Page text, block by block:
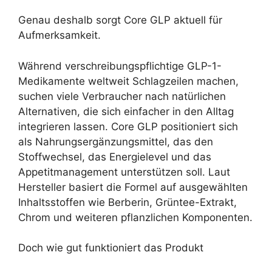
Genau deshalb sorgt Core GLP aktuell für
Aufmerksamkeit.
Während verschreibungspflichtige GLP-1-
Medikamente weltweit Schlagzeilen machen,
suchen viele Verbraucher nach natürlichen
Alternativen, die sich einfacher in den Alltag
integrieren lassen. Core GLP positioniert sich
als Nahrungsergänzungsmittel, das den
Stoffwechsel, das Energielevel und das
Appetitmanagement unterstützen soll. Laut
Hersteller basiert die Formel auf ausgewählten
Inhaltsstoffen wie Berberin, Grüntee-Extrakt,
Chrom und weiteren pflanzlichen Komponenten.
Doch wie gut funktioniert das Produkt